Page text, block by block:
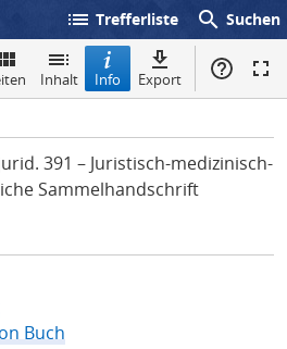
list Trefferliste search Suchen
Inhalt Info Export
391 – Juristisch-medizinisch-
Sammelhandschrift
Buch